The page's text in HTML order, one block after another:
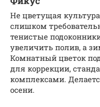
Не цветущая
слишком
тенистые
увеличить полив, а
Комнатный цветок
для коррекции,
комплексами.
осени.